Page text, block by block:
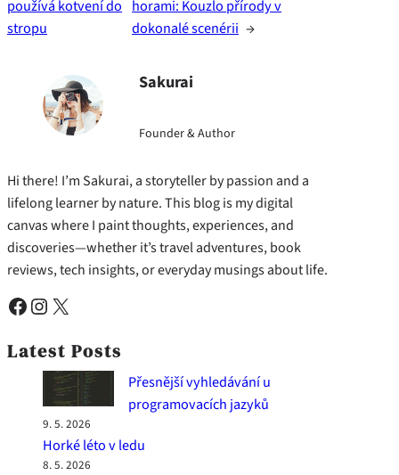
používá kotvení do
stropu
horami: Kouzlo přírody v
dokonalé scenérii →
Sakurai
Founder & Author
Hi there! I’m Sakurai, a storyteller by passion and a
lifelong learner by nature. This blog is my digital
canvas where I paint thoughts, experiences, and
discoveries—whether it’s travel adventures, book
reviews, tech insights, or everyday musings about life.
Facebook Instagram X
Latest Posts
Přesnější vyhledávání u
programovacích jazyků
9. 5. 2026
Horké léto v ledu
8. 5. 2026